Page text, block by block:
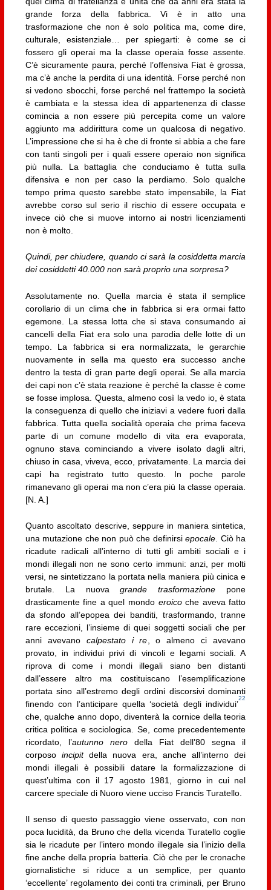
grande forza della fabbrica. Vi è in atto una
trasformazione che non è solo politica ma, come dire,
culturale, esistenziale… per spiegarti: è come se ci
fossero gli operai ma la classe operaia fosse assente.
C’è sicuramente paura, perché l’offensiva Fiat è grossa,
ma c’è anche la perdita di una identità. Forse perché non
si vedono sbocchi, forse perché nel frattempo la società
è cambiata e la stessa idea di appartenenza di classe
comincia a non essere più percepita come un valore
aggiunto ma addirittura come un qualcosa di negativo.
L’impressione che si ha è che di fronte si abbia a che fare
con tanti singoli per i quali essere operaio non significa
più nulla. La battaglia che conduciamo è tutta sulla
difensiva e non per caso la perdiamo. Solo qualche
tempo prima questo sarebbe stato impensabile, la Fiat
avrebbe corso sul serio il rischio di essere occupata e
invece ciò che si muove intorno ai nostri licenziamenti
non è molto.
Quindi, per chiudere, quando ci sarà la cosiddetta marcia
dei cosiddetti 40.000 non sarà proprio una sorpresa?
Assolutamente no. Quella marcia è stata il semplice
corollario di un clima che in fabbrica si era ormai fatto
egemone. La stessa lotta che si stava consumando ai
cancelli della Fiat era solo una parodia delle lotte di un
tempo. La fabbrica si era normalizzata, le gerarchie
nuovamente in sella ma questo era successo anche
dentro la testa di gran parte degli operai. Se alla marcia
dei capi non c’è stata reazione è perché la classe è come
se fosse implosa. Questa, almeno così la vedo io, è stata
la conseguenza di quello che iniziavi a vedere fuori dalla
fabbrica. Tutta quella socialità operaia che prima faceva
parte di un comune modello di vita era evaporata,
ognuno stava cominciando a vivere isolato dagli altri,
chiuso in casa, viveva, ecco, privatamente. La marcia dei
capi ha registrato tutto questo. In poche parole
rimanevano gli operai ma non c’era più la classe operaia.
[N. A.]
Quanto ascoltato descrive, seppure in maniera sintetica,
una mutazione che non può che definirsiepocale . Ciò ha
ricadute radicali all’interno di tutti gli ambiti sociali e i
mondi illegali non ne sono certo immuni: anzi, per molti
versi, ne sintetizzano la portata nella maniera più cinica e
brutale. La nuovagrande trasformazione pone
drasticamente fine a quel mondo eroicoche aveva fatto
da sfondo all’epopea dei banditi, trasformando, tranne
rare eccezioni, l’insieme di quei soggetti sociali che per
anni avevano calpestato i re , o almeno ci avevano
provato, in individui privi di vincoli e legami sociali. A
riprova di come i mondi illegali siano ben distanti
dall’essere altro ma costituiscano l’esemplificazione
portata sino all’estremo degli ordini discorsivi dominanti
finendo con l’anticipare quella ‘società degli individui’
22
che, qualche anno dopo, diventerà la cornice della teoria
critica politica e sociologica. Se, come precedentemente
ricordato, l’autunno nerodella Fiat dell’80 segna il
corposo incipitdella nuova era, anche all’interno dei
mondi illegali è possibili datare la formalizzazione di
quest’ultima con il 17 agosto 1981, giorno in cui nel
carcere speciale di Nuoro viene ucciso Francis Turatello.
Il senso di questo passaggio viene osservato, con non
poca lucidità, da Bruno che della vicenda Turatello coglie
sia le ricadute per l’intero mondo illegale sia l’inizio della
fine anche della propria batteria. Ciò che per le cronache
giornalistiche si riduce a un semplice, per quanto
‘eccellente’ regolamento dei conti tra criminali, per Bruno